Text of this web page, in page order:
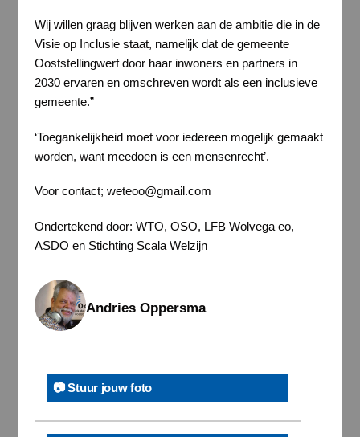
Wij willen graag blijven werken aan de ambitie die in de
Visie op Inclusie staat, namelijk dat de gemeente
Ooststellingwerf door haar inwoners en partners in
2030 ervaren en omschreven wordt als een inclusieve
gemeente.”
‘Toegankelijkheid moet voor iedereen mogelijk gemaakt
worden, want meedoen is een mensenrecht’.
Voor contact; weteoo@gmail.com
Ondertekend door: WTO, OSO, LFB Wolvega eo,
ASDO en Stichting Scala Welzijn
Andries Oppersma
📷 Stuur jouw foto